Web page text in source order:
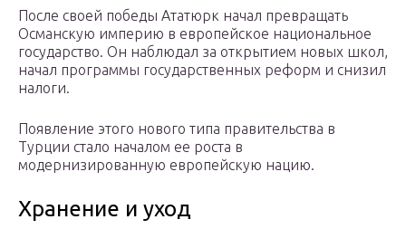
После своей победы Ататюрк начал превращать
Османскую империю в европейское национальное
государство. Он наблюдал за открытием новых школ,
начал программы государственных реформ и снизил
налоги.
Появление этого нового типа правительства в
Турции стало началом ее роста в
модернизированную европейскую нацию.
Хранение и уход